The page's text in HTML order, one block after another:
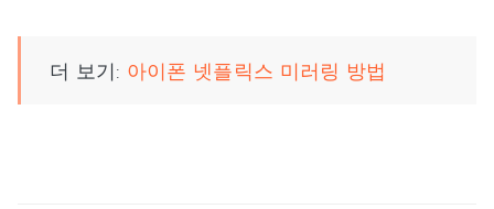
더 보기: 아이폰 넷플릭스 미러링 방법